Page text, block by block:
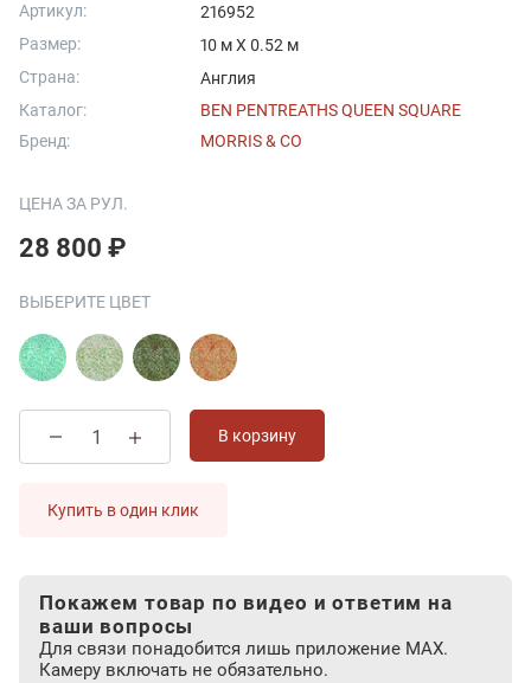
Артикул:
216952
Размер:
10 м X 0.52 м
Страна:
Англия
Каталог:
BEN PENTREATHS QUEEN SQUARE
Бренд:
MORRIS & CO
ЦЕНА ЗА РУЛ.
28 800 ₽
ВЫБЕРИТЕ ЦВЕТ
В корзину
Купить в один клик
Покажем товар по видео и ответим на
ваши вопросы
Для связи понадобится лишь приложение MAX.
Камеру включать не обязательно.